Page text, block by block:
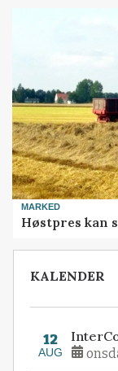
MARKED
Høstpres kan
KALENDER
12
AUG